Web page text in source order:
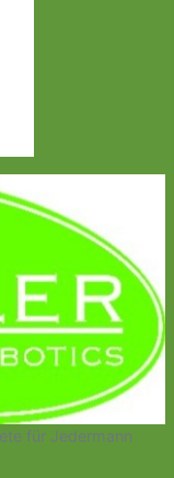
für Jedermann